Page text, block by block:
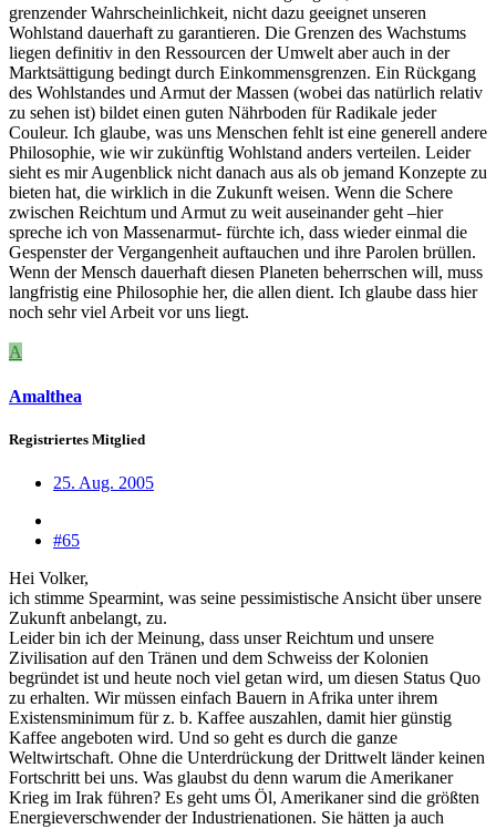
grenzender Wahrscheinlichkeit, nicht dazu geeignet unseren
Wohlstand dauerhaft zu garantieren. Die Grenzen des Wachstums
liegen definitiv in den Ressourcen der Umwelt aber auch in der
Marktsättigung bedingt durch Einkommensgrenzen. Ein Rückgang
des Wohlstandes und Armut der Massen (wobei das natürlich relativ
zu sehen ist) bildet einen guten Nährboden für Radikale jeder
Couleur. Ich glaube, was uns Menschen fehlt ist eine generell andere
Philosophie, wie wir zukünftig Wohlstand anders verteilen. Leider
sieht es mir Augenblick nicht danach aus als ob jemand Konzepte zu
bieten hat, die wirklich in die Zukunft weisen. Wenn die Schere
zwischen Reichtum und Armut zu weit auseinander geht –hier
spreche ich von Massenarmut- fürchte ich, dass wieder einmal die
Gespenster der Vergangenheit auftauchen und ihre Parolen brüllen.
Wenn der Mensch dauerhaft diesen Planeten beherrschen will, muss
langfristig eine Philosophie her, die allen dient. Ich glaube dass hier
noch sehr viel Arbeit vor uns liegt.
A
Amalthea
Registriertes Mitglied
25. Aug. 2005
#65
Hei Volker,
ich stimme Spearmint, was seine pessimistische Ansicht über unsere
Zukunft anbelangt, zu.
Leider bin ich der Meinung, dass unser Reichtum und unsere
Zivilisation auf den Tränen und dem Schweiss der Kolonien
begründet ist und heute noch viel getan wird, um diesen Status Quo
zu erhalten. Wir müssen einfach Bauern in Afrika unter ihrem
Existensminimum für z. b. Kaffee auszahlen, damit hier günstig
Kaffee angeboten wird. Und so geht es durch die ganze
Weltwirtschaft. Ohne die Unterdrückung der Drittwelt länder keinen
Fortschritt bei uns. Was glaubst du denn warum die Amerikaner
Krieg im Irak führen? Es geht ums Öl, Amerikaner sind die größten
Energieverschwender der Industrienationen. Sie hätten ja auch